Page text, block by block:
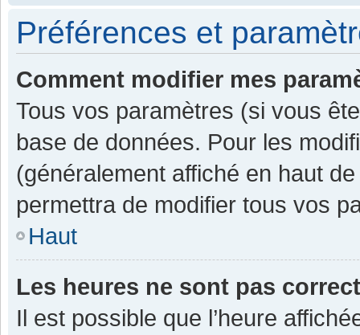
Préférences et
Comment modifier mes
Tous vos paramètres (si vous
base de données. Pour les
(généralement affiché en haut
permettra de modifier tous vos
Haut
Les heures ne sont pas
Il est possible que l’heure